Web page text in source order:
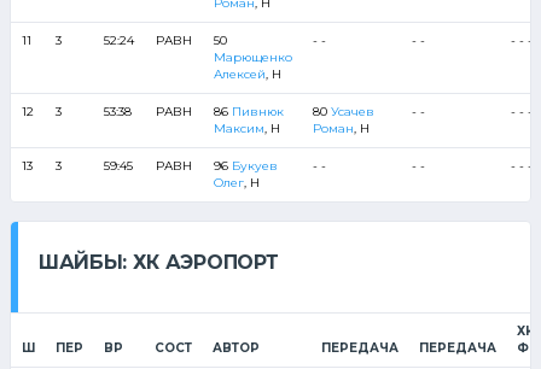
Роман, Н
11 3 52:24 РАВН
50
Марющенко
Алексей, Н
- - - - - - -
12 3 53:38 РАВН 86 Пивнюк
Максим, Н
80 Усачев
Роман, Н
- - - - -
13 3 59:45 РАВН 96 Букуев
Олег, Н
- - - - - - -
ШАЙБЫ: ХК АЭРОПОРТ
Ш ПЕР ВР СОСТ АВТОР ПЕРЕДАЧА ПЕРЕДАЧА
ХК